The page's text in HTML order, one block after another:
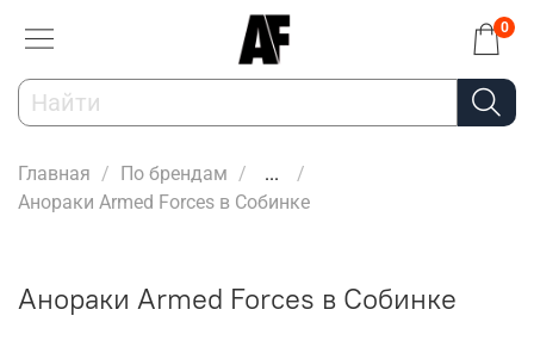
0
Главная По брендам
...
Анораки Armed Forces в Собинке
Анораки Armed Forces в Собинке